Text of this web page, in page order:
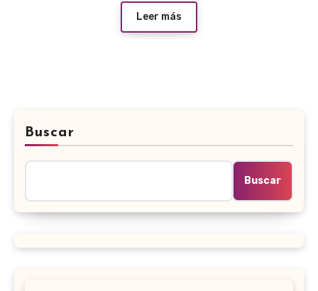
Leer más
Buscar
Buscar